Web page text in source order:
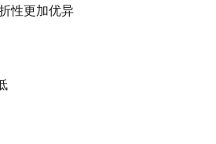
性更加优异